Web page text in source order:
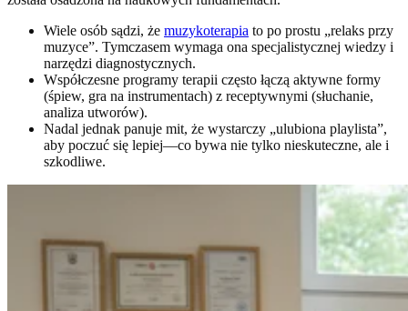
Wiele osób sądzi, że muzykoterapia to po prostu „relaks przy
muzyce”. Tymczasem wymaga ona specjalistycznej wiedzy i
narzędzi diagnostycznych.
Współczesne programy terapii często łączą aktywne formy
(śpiew, gra na instrumentach) z receptywnymi (słuchanie,
analiza utworów).
Nadal jednak panuje mit, że wystarczy „ulubiona playlista”,
aby poczuć się lepiej—co bywa nie tylko nieskuteczne, ale i
szkodliwe.